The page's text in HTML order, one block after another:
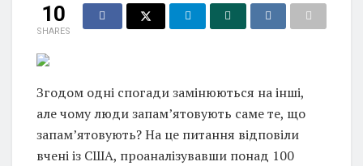
10
SHARES
Згодом одні спогади замінюються на інші,
але чому люди запам’ятовують саме те, що
запам’ятовують? На це питання відповіли
вчені із США, проаналізувавши понад 100